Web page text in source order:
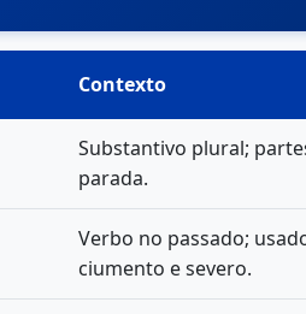
Contexto
Substantivo plural;
parada.
Verbo no passado;
ciumento e severo.